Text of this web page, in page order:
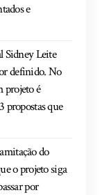
e
Sidney Leite
definido. No
projeto é
propostas que
do
o projeto siga
por